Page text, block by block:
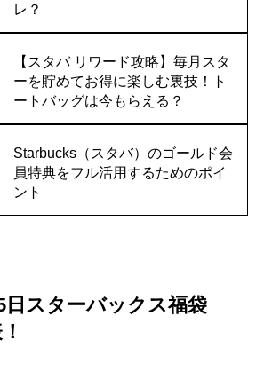
レ？
【スタバ リワード攻略】毎月スタ
ーを貯めてお得に楽しむ裏技！ト
ートバッグは今もらえる？
Starbucks（スタバ）のゴールド会
員特典をフル活用するためのポイ
ント
日スターバックス福袋